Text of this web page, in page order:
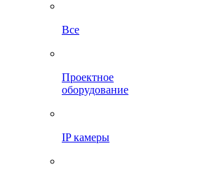
Все
Проектное
оборудование
IP камеры